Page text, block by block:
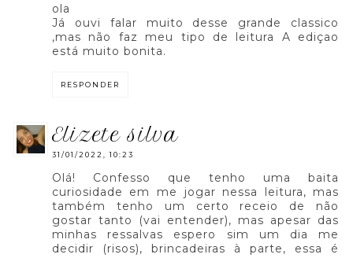
ola
Já ouvi falar muito desse grande classico
,mas não faz meu tipo de leitura A ediçao
está muito bonita.
RESPONDER
elizete silva
31/01/2022, 10:23
Olá! Confesso que tenho uma baita
curiosidade em me jogar nessa leitura, mas
também tenho um certo receio de não
gostar tanto (vai entender), mas apesar das
minhas ressalvas espero sim um dia me
decidir (risos), brincadeiras à parte, essa é